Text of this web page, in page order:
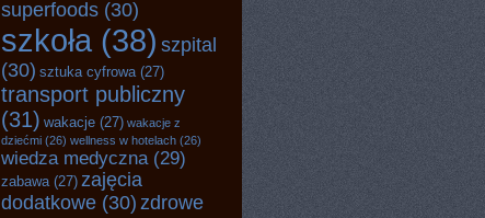
superfoods (30)
szkoła (38) szpital
(30) sztuka cyfrowa(27)
transport publiczny
(31) wakacje (27) wakacje z
dziećmi (26) wellness w hotelach (26)
wiedza medyczna (29)
zabawa(27) zajęcia
dodatkowe (30) zdrowe